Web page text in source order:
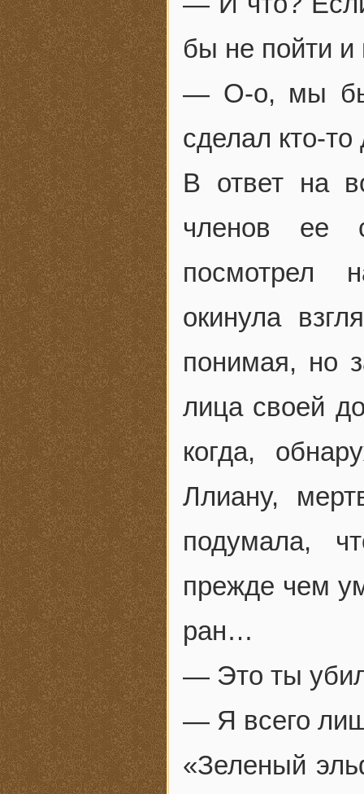
бы не пойти и
— О-о, мы бы
сделал кто-то
В ответ на
членов ее
посмотрел
окинула
понимая, но
лица своей
когда,
Ллиану,
подумала,
прежде чем
ран…
— Это ты
— Я всего
«Зеленый